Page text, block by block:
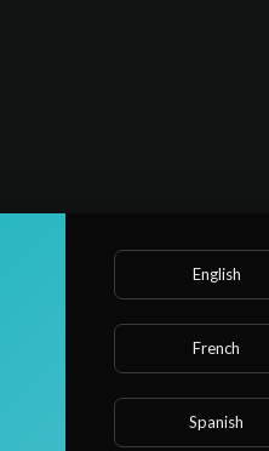
English
French
Spanish